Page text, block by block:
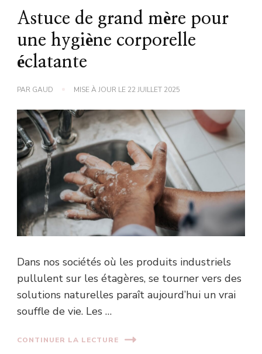
Astuce de grand mère pour
une hygiène corporelle
éclatante
PAR GAUD MISE À JOUR LE 22 JUILLET 2025
Dans nos sociétés où les produits industriels
pullulent sur les étagères, se tourner vers des
solutions naturelles paraît aujourd’hui un vrai
souffle de vie. Les …
CONTINUER LA LECTURE